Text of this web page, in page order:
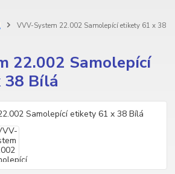
VVV-System 22.002 Samolepící etikety 61 x 38
22.002 Samolepící
Bílá